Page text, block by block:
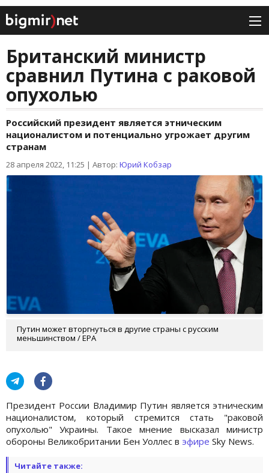
Британский министр
сравнил Путина с раковой
опухолью
Российский президент является этническим
националистом и потенциально угрожает другим
странам
28 апреля 2022, 11:25 | Автор: Юрий Кобзар
Путин может вторгнуться в другие страны с русским
меньшинством / EPA
Президент России Владимир Путин является этническим
националистом, который стремится стать "раковой
опухолью" Украины. Такое мнение высказал министр
обороны Великобритании Бен Уоллес в эфире Sky News.
Читайте также: